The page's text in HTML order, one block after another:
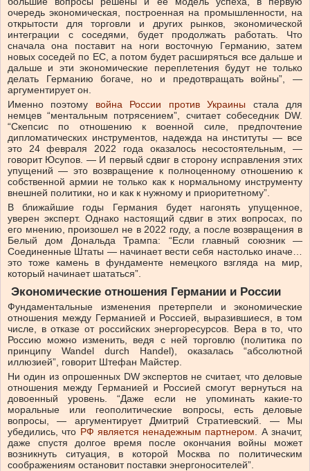
очередь экономическая, построенная на промышленности, на
открытости для торговли и других рынков, экономической
интеграции с соседями, будет продолжать работать. Что
сначала она поставит на ноги восточную Германию, затем
новых соседей по ЕС, а потом будет расширяться все дальше и
дальше и эти экономические переплетения будут не только
делать Германию богаче, но и предотвращать войны”, —
аргументирует он.
Именно поэтому война России против Украины стала для
немцев “ментальным потрясением”, считает собеседник DW.
“Скепсис по отношению к военной силе, предпочтение
дипломатических инструментов, надежда на институты — все
это 24 февраля 2022 года оказалось несостоятельным, —
говорит Юсупов. — И первый сдвиг в сторону исправления этих
упущений — это возвращение к полноценному отношению к
собственной армии не только как к нормальному инструменту
внешней политики, но и как к нужному и приоритетному”.
В ближайшие годы Германия будет нагонять упущенное,
уверен эксперт. Однако настоящий сдвиг в этих вопросах, по
его мнению, произошел не в 2022 году, а после возвращения в
Белый дом Дональда Трампа: “Если главный союзник —
Соединенные Штаты — начинает вести себя настолько иначе…
это тоже камень в фундаменте немецкого взгляда на мир,
который начинает шататься”.
Экономические отношения Германии и России
Фундаментальные изменения претерпели и экономические
отношения между Германией и Россией, выразившиеся, в том
числе, в отказе от российских энергоресурсов. Вера в то, что
Россию можно изменить, ведя с ней торговлю (политика по
принципу Wandel durch Handel), оказалась “абсолютной
иллюзией”, говорит Штефан Майстер.
Ни один из опрошенных DW экспертов не считает, что деловые
отношения между Германией и Россией смогут вернуться на
довоенный уровень. “Даже если не упоминать какие-то
моральные или геополитические вопросы, есть деловые
вопросы, — аргументирует Дмитрий Стратиевский. — Мы
убедились, что РФ является ненадежным партнером . А значит,
даже спустя долгое время после окончания войны может
возникнуть ситуация, в которой Москва по политическим
соображениям остановит поставки энергоносителей”.